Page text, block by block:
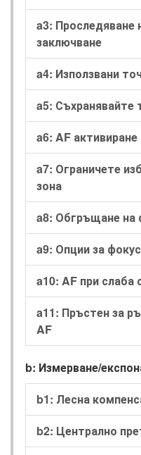
a3: Проследяване
заключване
a4: Използвани
a5: Съхранявайте
a6: AF активиране
a7: Ограничете
зона
a8: Обгръщане на
a9: Опции за
a10: AF при слаба
a11: Пръстен за
AF
b: Измерване/
b1: Лесна
b2: Централно